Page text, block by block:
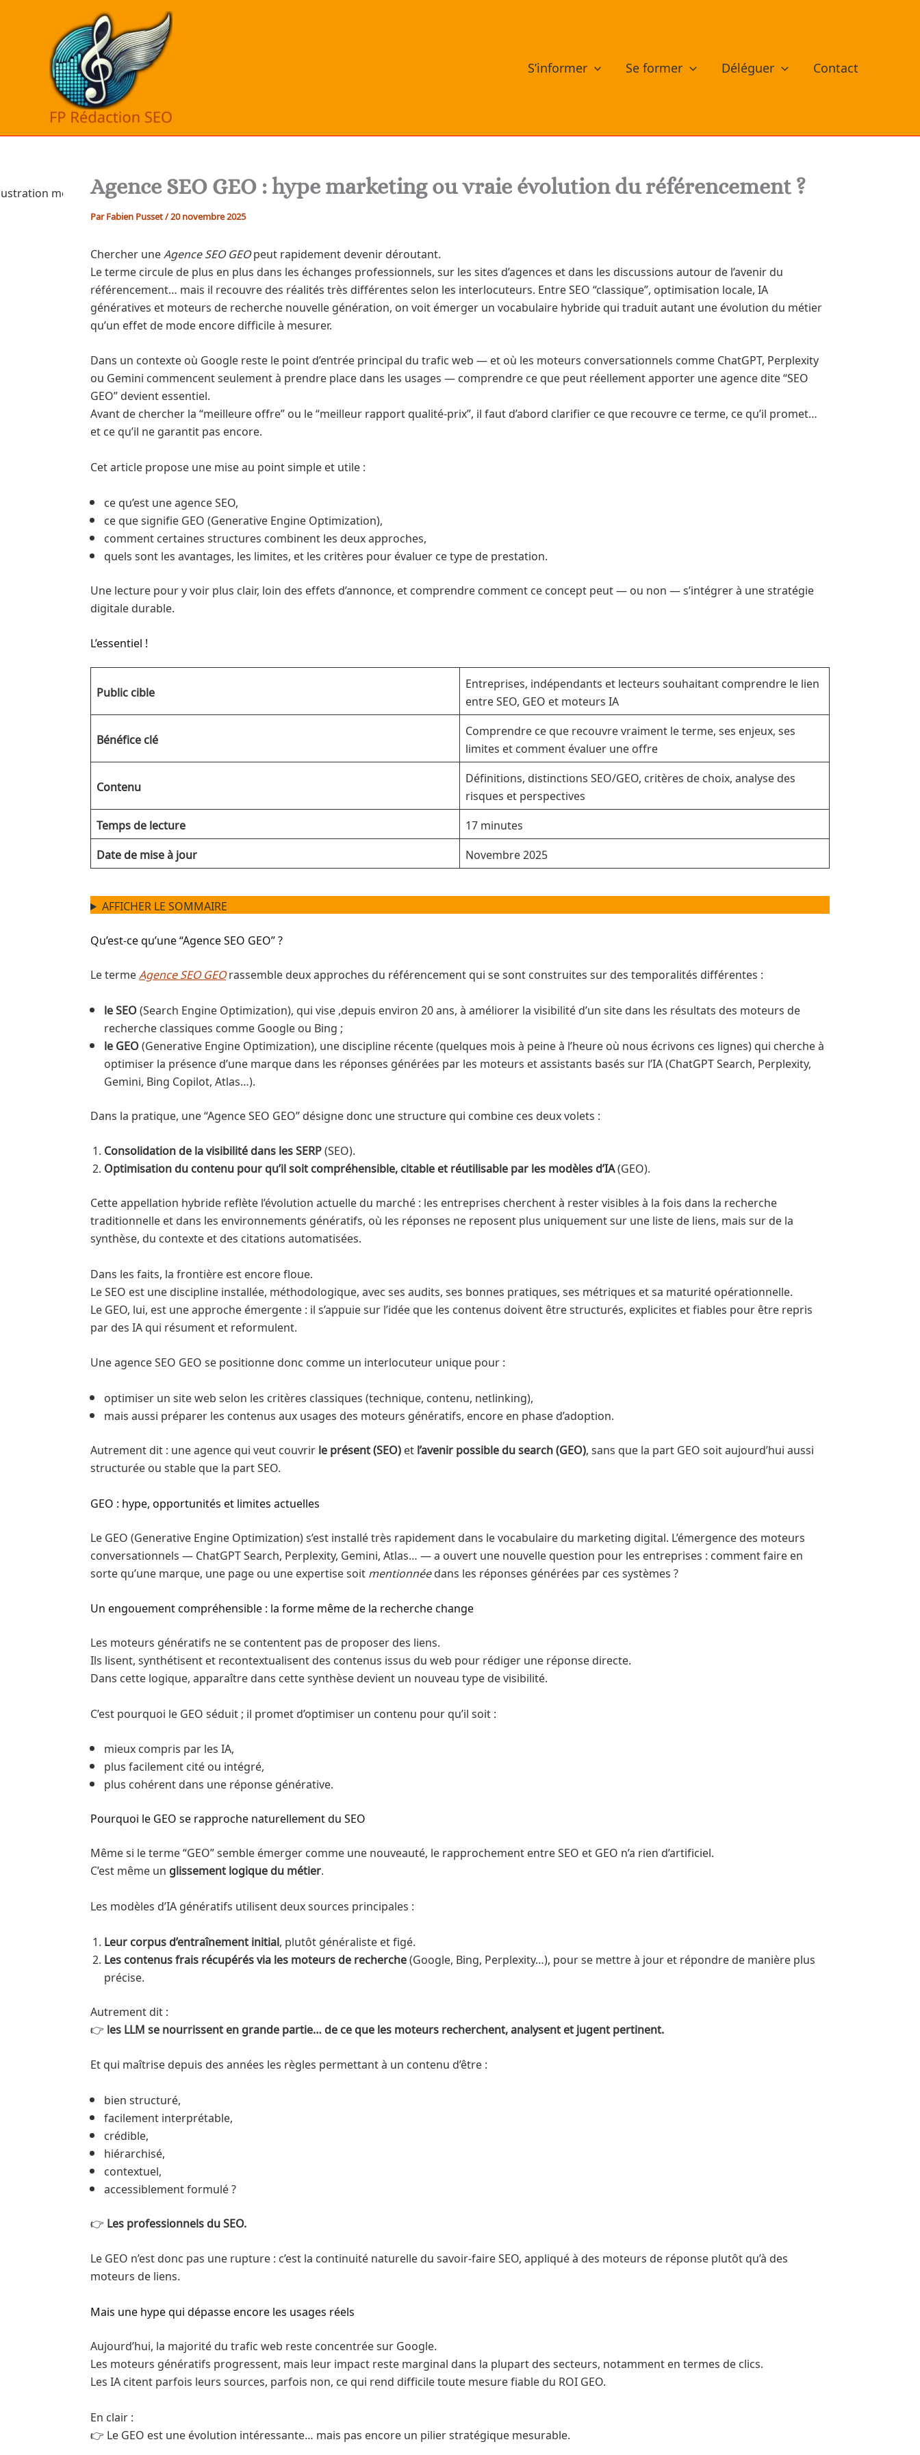
S’informer Se former Déléguer Contact
Agence SEO GEO : hype marketing ou vraie évolution du référencement ?
ParFabien Pusset/20 novembre 2025
Chercher uneAgence SEO GEOpeut rapidement devenir déroutant.
Le terme circule de plus en plus dans les échanges professionnels, sur les sites d’agences et dans les discussions autour de l’avenir du
référencement… mais il recouvre des réalités très différentes selon les interlocuteurs. Entre SEO “classique”, optimisation locale, IA
génératives et moteurs de recherche nouvelle génération, on voit émerger un vocabulaire hybride qui traduit autant une évolution du métier
qu’un effet de mode encore difficile à mesurer.
Dans un contexte où Google reste le point d’entrée principal du trafic web — et où les moteurs conversationnels comme ChatGPT, Perplexity
ou Gemini commencent seulement à prendre place dans les usages — comprendre ce que peut réellement apporter une agence dite “SEO
GEO” devient essentiel.
Avant de chercher la “meilleure offre” ou le “meilleur rapport qualité-prix”, il faut d’abord clarifier ce que recouvre ce terme, ce qu’il promet…
et ce qu’il ne garantit pas encore.
Cet article propose une mise au point simple et utile :
ce qu’est une agence SEO,
ce que signifie GEO (Generative Engine Optimization),
comment certaines structures combinent les deux approches,
quels sont les avantages, les limites, et les critères pour évaluer ce type de prestation.
Une lecture pour y voir plus clair, loin des effets d’annonce, et comprendre comment ce concept peut — ou non — s’intégrer à une stratégie
digitale durable.
L’essentiel !
Public cible
Entreprises, indépendants et lecteurs souhaitant comprendre le lien
entre SEO, GEO et moteurs IA
Bénéfice clé
Comprendre ce que recouvre vraiment le terme, ses enjeux, ses
limites et comment évaluer une offre
Contenu
Définitions, distinctions SEO/GEO, critères de choix, analyse des
risques et perspectives
Temps de lecture
17 minutes
Date de mise à jour
Novembre 2025
AFFICHER LE SOMMAIRE
Qu’est-ce qu’une “Agence SEO GEO” ?
Le termeAgence SEO GEOrassemble deux approches du référencement qui se sont construites sur des temporalités différentes :
le SEO(Search Engine Optimization), qui vise ,depuis environ 20 ans, à améliorer la visibilité d’un site dans les résultats des moteurs de
recherche classiques comme Google ou Bing ;
le GEO(Generative Engine Optimization), une discipline récente (quelques mois à peine à l’heure où nous écrivons ces lignes) qui cherche à
optimiser la présence d’une marque dans les réponses générées par les moteurs et assistants basés sur l’IA (ChatGPT Search, Perplexity,
Gemini, Bing Copilot, Atlas…).
Dans la pratique, une “Agence SEO GEO” désigne donc une structure qui combine ces deux volets :
Consolidation de la visibilité dans les SERP(SEO).
Optimisation du contenu pour qu’il soit compréhensible, citable et réutilisable par les modèles d’IA(GEO).
Cette appellation hybride reflète l’évolution actuelle du marché : les entreprises cherchent à rester visibles à la fois dans la recherche
traditionnelle et dans les environnements génératifs, où les réponses ne reposent plus uniquement sur une liste de liens, mais sur de la
synthèse, du contexte et des citations automatisées.
Dans les faits, la frontière est encore floue.
Le SEO est une discipline installée, méthodologique, avec ses audits, ses bonnes pratiques, ses métriques et sa maturité opérationnelle.
Le GEO, lui, est une approche émergente : il s’appuie sur l’idée que les contenus doivent être structurés, explicites et fiables pour être repris
par des IA qui résument et reformulent.
Une agence SEO GEO se positionne donc comme un interlocuteur unique pour :
optimiser un site web selon les critères classiques (technique, contenu, netlinking),
mais aussi préparer les contenus aux usages des moteurs génératifs, encore en phase d’adoption.
Autrement dit : une agence qui veut couvrirle présent (SEO)etl’avenir possible du search (GEO), sans que la part GEO soit aujourd’hui aussi
structurée ou stable que la part SEO.
GEO : hype, opportunités et limites actuelles
Le GEO (Generative Engine Optimization) s’est installé très rapidement dans le vocabulaire du marketing digital. L’émergence des moteurs
conversationnels — ChatGPT Search, Perplexity, Gemini, Atlas… — a ouvert une nouvelle question pour les entreprises : comment faire en
sorte qu’une marque, une page ou une expertise soitmentionnéedans les réponses générées par ces systèmes ?
Un engouement compréhensible : la forme même de la recherche change
Les moteurs génératifs ne se contentent pas de proposer des liens.
Ils lisent, synthétisent et recontextualisent des contenus issus du web pour rédiger une réponse directe.
Dans cette logique, apparaître dans cette synthèse devient un nouveau type de visibilité.
C’est pourquoi le GEO séduit ; il promet d’optimiser un contenu pour qu’il soit :
mieux compris par les IA,
plus facilement cité ou intégré,
plus cohérent dans une réponse générative.
Pourquoi le GEO se rapproche naturellement du SEO
Même si le terme “GEO” semble émerger comme une nouveauté, le rapprochement entre SEO et GEO n’a rien d’artificiel.
C’est même un glissement logique du métier.
Les modèles d’IA génératifs utilisent deux sources principales :
Leur corpus d’entraînement initial, plutôt généraliste et figé.
Les contenus frais récupérés via les moteurs de recherche(Google, Bing, Perplexity…), pour se mettre à jour et répondre de manière plus
précise.
Autrement dit :
👉 les LLM se nourrissent en grande partie… de ce que les moteurs recherchent, analysent et jugent pertinent.
Et qui maîtrise depuis des années les règles permettant à un contenu d’être :
bien structuré,
facilement interprétable,
crédible,
hiérarchisé,
contextuel,
accessiblement formulé ?
👉 Les professionnels du SEO.
Le GEO n’est donc pas une rupture : c’est la continuité naturelle du savoir-faire SEO, appliqué à des moteurs de réponse plutôt qu’à des
moteurs de liens.
Mais une hype qui dépasse encore les usages réels
Aujourd’hui, la majorité du trafic web reste concentrée sur Google.
Les moteurs génératifs progressent, mais leur impact reste marginal dans la plupart des secteurs, notamment en termes de clics.
Les IA citent parfois leurs sources, parfois non, ce qui rend difficile toute mesure fiable du ROI GEO.
En clair :
👉 Le GEO est une évolution intéressante… mais pas encore un pilier stratégique mesurable.